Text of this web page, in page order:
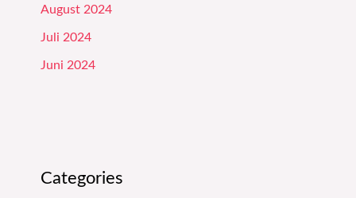
August 2024
Juli 2024
Juni 2024
Categories